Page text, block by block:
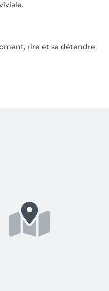
rire et se détendre.